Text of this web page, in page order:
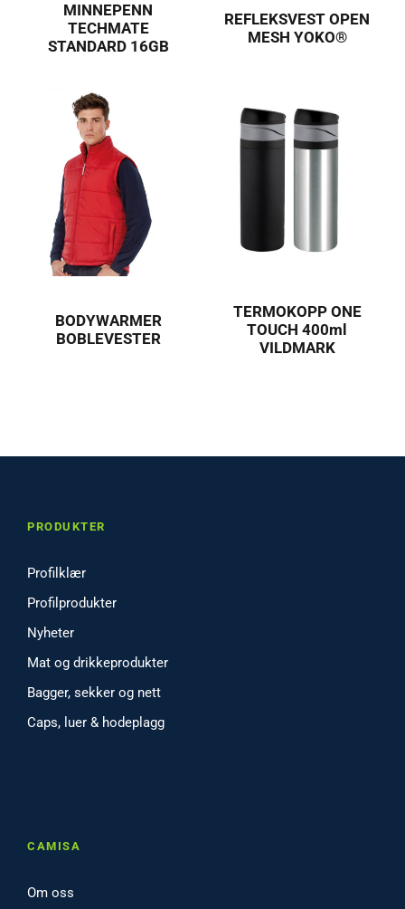
MINNEPENN
TECHMATE
STANDARD 16GB
REFLEKSVEST OPEN
MESH YOKO®
BODYWARMER
BOBLEVESTER
TERMOKOPP ONE
TOUCH 400ml
VILDMARK
PRODUKTER
Profilklær
Profilprodukter
Nyheter
Mat og drikkeprodukter
Bagger, sekker og nett
Caps, luer & hodeplagg
CAMISA
Om oss